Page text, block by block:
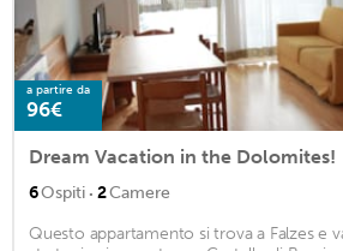
a partire da
96€
Dream Vacation in the Dolomites!
6Ospiti · 2Camere
Questo appartamento si trova a Falzes e